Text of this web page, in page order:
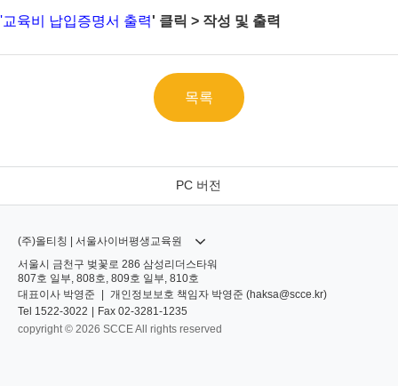
'교육비 납입증명서 출력' 클릭 > 작성 및 출력
목록
PC 버전
(주)올티칭 | 서울사이버평생교육원
서울시 금천구 벚꽃로 286 삼성리더스타워
807호 일부, 808호, 809호 일부, 810호
대표이사 박영준 개인정보보호 책임자 박영준 (haksa@scce.kr)
Tel 1522-3022 Fax 02-3281-1235
copyright © 2026 SCCE All rights reserved